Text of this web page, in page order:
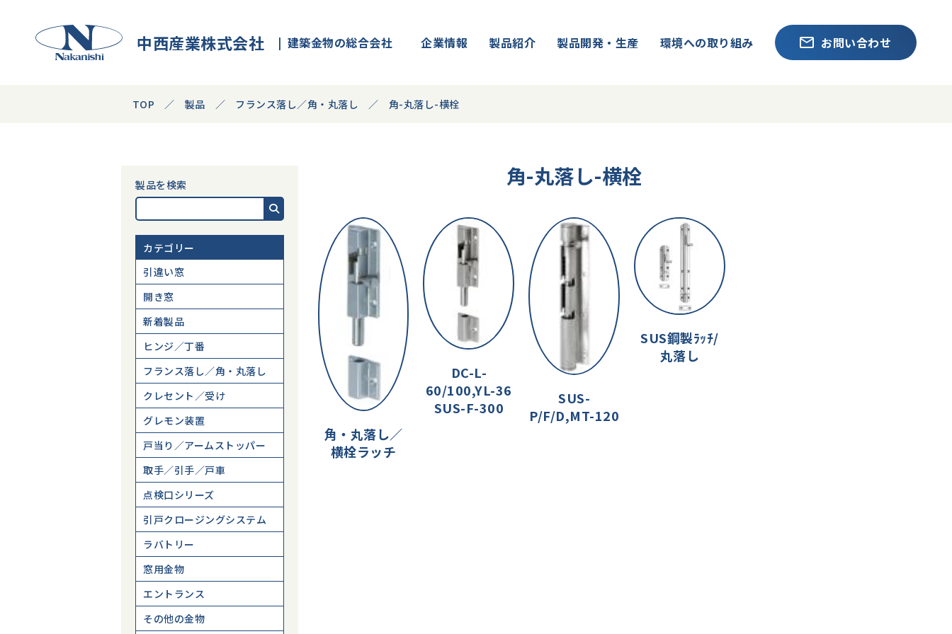
中西産業株式会社 建築金物の総合会社 企業情報 製品紹介 製品開発・生産 環境への取り組み お問い合わせ
TOP 製品 フランス落し／角・丸落し 角-丸落し-横栓
角-丸落し-横栓
角・丸落し／
横栓ラッチ
DC-L-
60/100,YL-36
SUS-F-300
SUS-
P/F/D,MT-120
SUS鋼製ﾗｯﾁ/
丸落し
製品を検索
カテゴリー
引違い窓
開き窓
新着製品
ヒンジ／丁番
フランス落し／角・丸落し
クレセント／受け
グレモン装置
戸当り／アームストッパー
取手／引手／戸車
点検口シリーズ
引戸クロージングシステム
ラバトリー
窓用金物
エントランス
その他の金物